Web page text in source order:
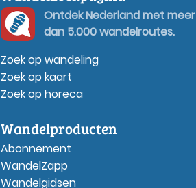
Ontdek Nederland met meer
dan 5.000 wandelroutes.
Zoek op wandeling
Zoek op kaart
Zoek op horeca
Wandelproducten
Abonnement
WandelZapp
Wandelgidsen